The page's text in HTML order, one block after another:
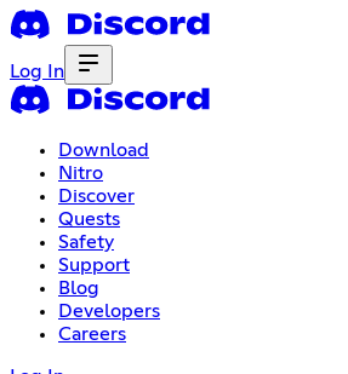
Log In
Download
Nitro
Discover
Quests
Safety
Support
Blog
Developers
Careers